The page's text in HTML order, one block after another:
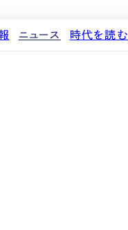
ニュース 時代を読む